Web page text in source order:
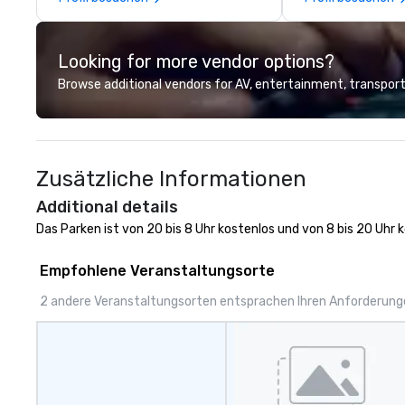
participants.
highly curated
deliver amazing
experiences -
We've worked
clients to
than 125K
we do, and no
Come work with
Looking for more vendor options?
Browse additional vendors for AV, entertainment,
Zusätzliche Informationen
Additional details
Das Parken ist von 20 bis 8 Uhr kostenlos und von 8 bis 20 Uhr
Empfohlene Veranstaltungsorte
2 andere Veranstaltungsorten entsprachen Ihren